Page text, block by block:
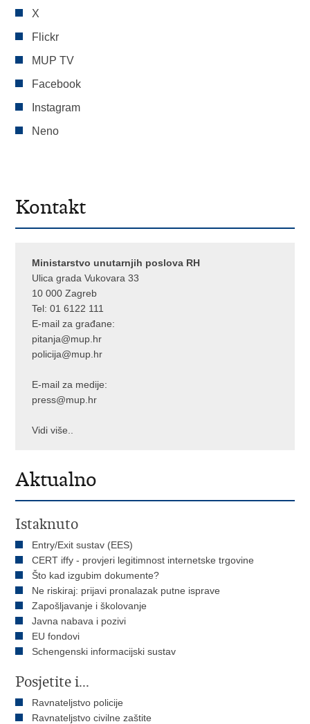
X
Flickr
MUP TV
Facebook
Instagram
Neno
Kontakt
Ministarstvo unutarnjih poslova RH
Ulica grada Vukovara 33
10 000 Zagreb
Tel:01 6122 111
E-mail za građane:
pitanja@mup.hr
policija@mup.hr
E-mail za medije:
press@mup.hr
Vidi više..
Aktualno
Istaknuto
Entry/Exit sustav (EES)
CERT iffy - provjeri legitimnost internetske trgovine
Što kad izgubim dokumente?
Ne riskiraj: prijavi pronalazak putne isprave
Zapošljavanje i školovanje
Javna nabava i pozivi
EU fondovi
Schengenski informacijski sustav
Posjetite i...
Ravnateljstvo policije
Ravnateljstvo civilne zaštite